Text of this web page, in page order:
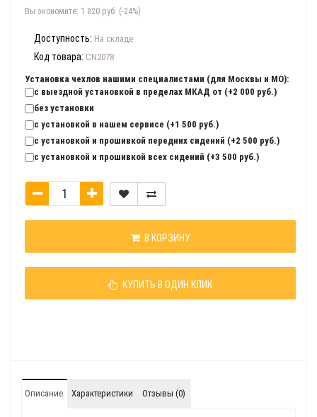
Вы экономите: 1 820 руб. (-24%)
Доступность: На складе
Код товара: CN2078
Установка чехлов нашими специалистами (для Москвы и МО):
с выездной установкой в пределах МКАД от (+2 000 руб.)
без установки
с установкой в нашем сервисе (+1 500 руб.)
с установкой и прошивкой передних сидений (+2 500 руб.)
с установкой и прошивкой всех сидений (+3 500 руб.)
В КОРЗИНУ
КУПИТЬ В ОДИН КЛИК
Описание Характеристики Отзывы (0)